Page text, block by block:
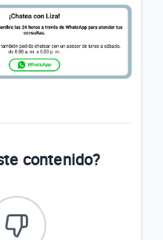
contenido?